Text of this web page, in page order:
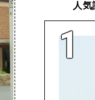
人気